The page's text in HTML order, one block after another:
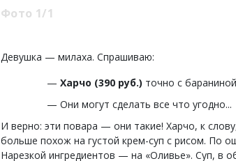
Фото 1/1
Девушка — милаха. Спрашиваю:
Харчо (390 руб.) точно с
Они могут сделать все что угодно...
И верно: эти повара — они такие! Харчо, к
больше похож на густой крем-суп с рисом. По
Нарезкой ингредиентов — на «Оливье». Суп, в